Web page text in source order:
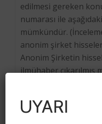
edilmesi gereken
numarası ile
mümkündür.
anonim şirket
Anonim Şirketin
ilmühaber çıkarılmış
UYARI